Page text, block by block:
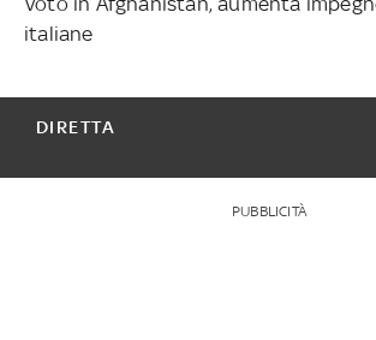
italiane
DIRETTA
PUBBLICITÀ